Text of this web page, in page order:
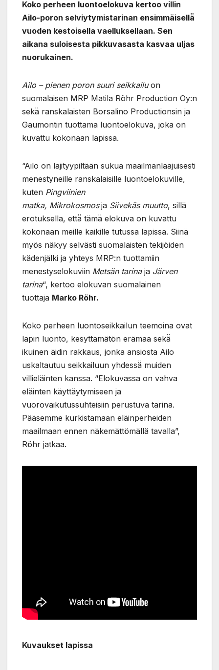
Koko perheen luontoelokuva kertoo villin
Ailo-poron selviytymistarinan ensimmäisellä̈
vuoden kestoisella vaelluksellaan. Sen
aikana suloisesta pikkuvasasta kasvaa uljas
nuorukainen.
Ailo – pienen poron suuri seikkailuon
suomalaisen MRP Matila Röhr Production Oy:n
sekä̈ ranskalaisten Borsalino Productionsin ja
Gaumontin tuottama luontoelokuva, joka on
kuvattu kokonaan lapissa.
“Ailo on lajityypiltään sukua maailmanlaajuisesti
menestyneille ranskalaisille luontoelokuville,
kuten Pingviinien
matka, Mikrokosmos ja Siivekäs muutto, sillä
erotuksella, että̈ tämä̈ elokuva on kuvattu
kokonaan meille kaikille tutussa lapissa. Siinä
myös näkyy selvästi suomalaisten tekijöiden
kädenjälki ja yhteys MRP:n tuottamiin
menestyselokuviin Metsän tarinaja Järven
tarina“, kertoo elokuvan suomalainen
tuottaja Marko Röhr.
Koko perheen luontoseikkailun teemoina ovat
lapin luonto, kesyttämätön erämaa sekä̈
ikuinen äidin rakkaus, jonka ansiosta Ailo
uskaltautuu seikkailuun yhdessä̈ muiden
villieläinten kanssa. “Elokuvassa on vahva
eläinten käyttäytymiseen ja
vuorovaikutussuhteisiin perustuva tarina.
Pääsemme kurkistamaan eläinperheiden
maailmaan ennen näkemättömällä tavalla”,
Röhr jatkaa.
Kuvaukset lapissa